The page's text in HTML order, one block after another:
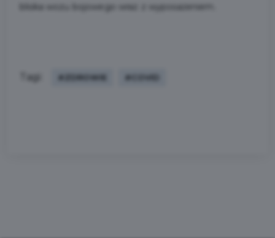
bliska wozu bojowego wraz z wyposażeniem.
Tagi: #ZDROWIE #COVID